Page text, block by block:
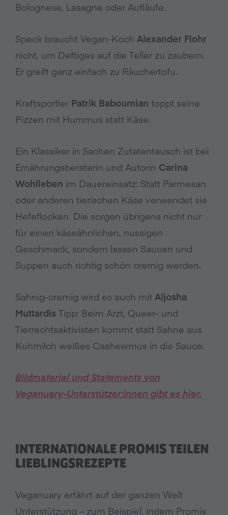
Bolognese, Lasagne oder Aufläufe.
Speck braucht Vegan-Koch Alexander Flohr
nicht, um Deftiges auf die Teller zu zaubern:
Er greift ganz einfach zu Räuchertofu.
Kraftsportler Patrik Baboumian toppt seine
Pizzen mit Hummus statt Käse.
Ein Klassiker in Sachen Zutatentausch ist bei
Ernährungsberaterin und Autorin Carina
Wohlleben im Dauereinsatz: Statt Parmesan
oder anderen tierischen Käse verwendet sie
Hefeflocken. Die sorgen übrigens nicht nur
für einen käseähnlichen, nussigen
Geschmack, sondern lassen Saucen und
Suppen auch richtig schön cremig werden.
Sahnig-cremig wird es auch mit Aljosha
Muttardis Tipp: Beim Arzt, Queer- und
Tierrechtsaktivisten kommt statt Sahne aus
Kuhmilch weißes Cashewmus in die Sauce.
Bildmaterial und Statements von
Veganuary-Unterstützer:innen gibt es hier.
INTERNATIONALE PROMIS TEILEN
LIEBLINGSREZEPTE
Veganuary erfährt auf der ganzen Welt
Unterstützung – zum Beispiel, indem Promis